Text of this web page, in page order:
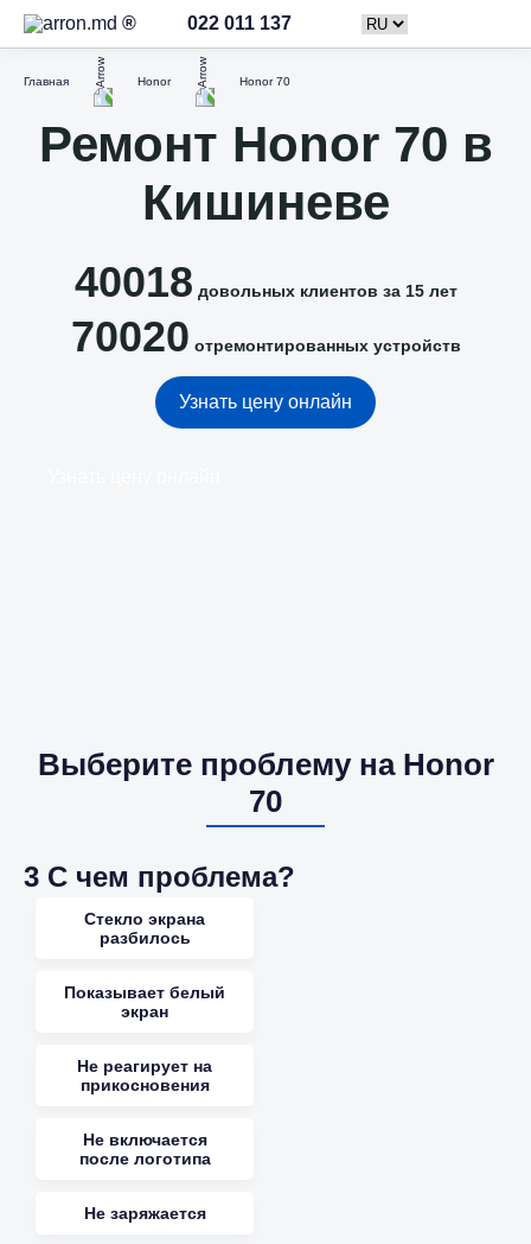
022 011 137
Главная Honor Honor 70
Ремонт Honor 70 в
Кишиневе
40018 довольных клиентов за 15 лет
70020 отремонтированных устройств
Узнать цену онлайн
Выберите проблему на Honor
70
3 С чем проблема?
Стекло экрана
разбилось
Показывает белый
экран
Не реагирует на
прикосновения
Не включается
после логотипа
Не заряжается